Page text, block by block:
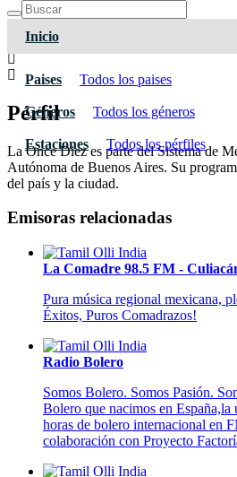
Inicio
Paises Todos los paises
Géneros Todos los géneros
Estaciones Todos los pérfiles
Pérfil
La Once Diez es parte del Sistema de
Autónoma de Buenos Aires. Su
del país y la ciudad.
Emisoras relacionadas
La Comadre 98.5 FM -
Pura música regional mexicana,
Éxitos, Puros Comadrazos!
Radio Bolero
Somos Bolero. Somos Pasión.
Bolero que nacimos en España,la
horas de bolero internacional en
colaboración con Proyecto